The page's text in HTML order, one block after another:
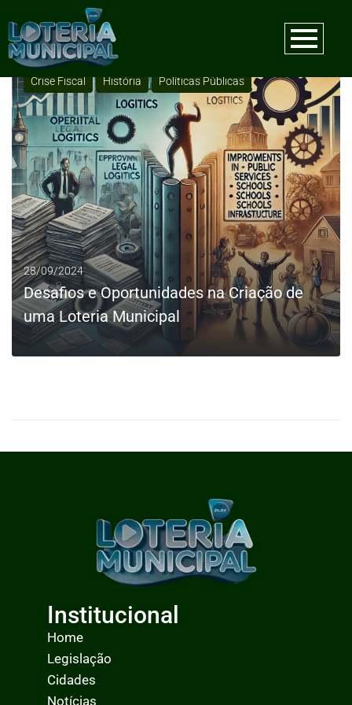
Tag:
Crise Fiscal História Políticas Públicas
28/09/2024
Desafios e Oportunidades na Criação de
uma Loteria Municipal
0
Institucional
Home
Legislação
Cidades
Notícias